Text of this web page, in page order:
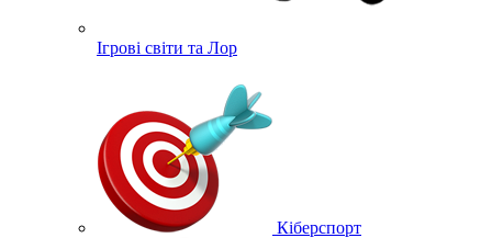
Ігрові світи та Лор
Кіберспорт